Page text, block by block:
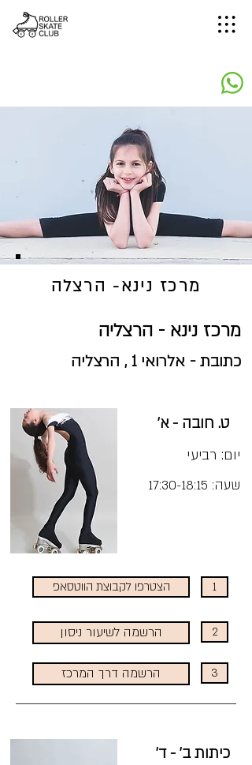
מרכז נינא- הרצלה
מרכז נינא - הרצליה
כתובת - אלרואי 1 , הרצליה
ט. חובה - א'
יום: רביעי
שעה: 17:30-18:15
מחיר:
הצטרפו לקבוצת הווטסאפ 1
הרשמה לשיעור ניסון
הרשמה דרך המרכז
2
3
כיתות ב' - ד'